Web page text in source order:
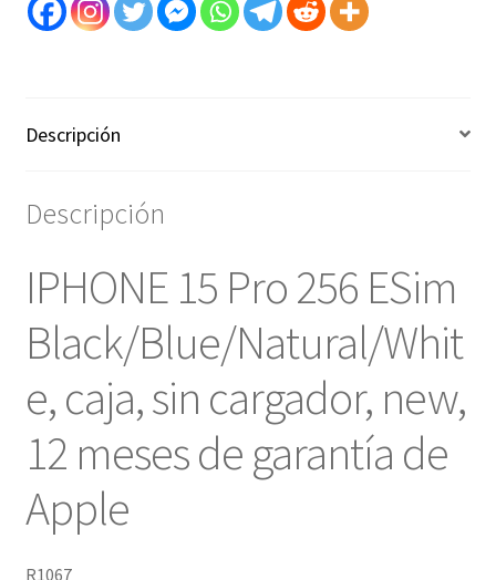
Descripción
Descripción
IPHONE 15 Pro 256 ESim
Black/Blue/Natural/Whit
e, caja, sin cargador, new,
12 meses de garantía de
Apple
R1067